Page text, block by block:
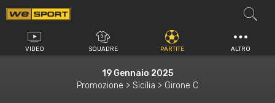
Vai
al
contenuto
VIDEO SQUADRE PARTITE ALTRO
19 Gennaio 2025
Promozione > Sicilia > Girone C